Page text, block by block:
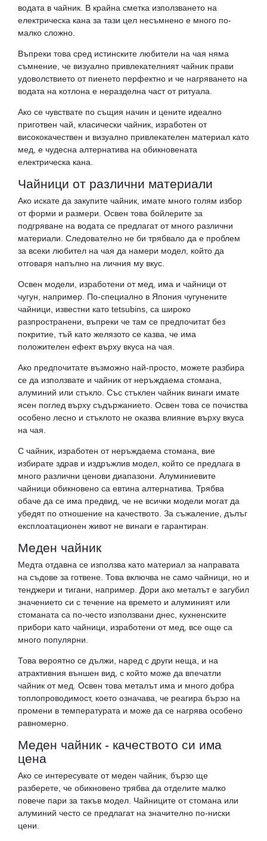
водата в чайник. В крайна сметка използването на
електрическа кана за тази цел несъмнено е много по-
малко сложно.
Въпреки това сред истинските любители на чая няма
съмнение, че визуално привлекателният чайник прави
удоволствието от пиенето перфектно и че нагряването на
водата на котлона е неразделна част от ритуала.
Ако се чувствате по същия начин и цените идеално
приготвен чай, класически чайник, изработен от
висококачествен и визуално привлекателен материал като
мед, е чудесна алтернатива на обикновената
електрическа кана.
Чайници от различни материали
Ако искате да закупите чайник, имате много голям избор
от форми и размери. Освен това бойлерите за
подгряване на водата се предлагат от много различни
материали. Следователно не би трябвало да е проблем
за всеки любител на чая да намери модел, който да
отговаря напълно на личния му вкус.
Освен модели, изработени от мед, има и чайници от
чугун, например. По-специално в Япония чугунените
чайници, известни като tetsubins, са широко
разпространени, въпреки че там се предпочитат без
покритие, тъй като желязото се казва, че има
положителен ефект върху вкуса на чая.
Ако предпочитате възможно най-просто, можете разбира
се да използвате и чайник от неръждаема стомана,
алуминий или стъкло. Със стъклен чайник винаги имате
ясен поглед върху съдържанието. Освен това се почиства
особено лесно и стъклото не оказва влияние върху вкуса
на чая.
С чайник, изработен от неръждаема стомана, вие
избирате здрав и издръжлив модел, който се предлага в
много различни ценови диапазони. Алуминиевите
чайници обикновено са евтина алтернатива. Трябва
обаче да се има предвид, че не всички модели могат да
убедят по отношение на качеството. За съжаление, дълъг
експлоатационен живот не винаги е гарантиран.
Меден чайник
Медта отдавна се използва като материал за направата
на съдове за готвене. Това включва не само чайници, но и
тенджери и тигани, например. Дори ако металът е загубил
значението си с течение на времето и алуминият или
стоманата са по-често използвани днес, кухненските
прибори като чайници, изработени от мед, все още са
много популярни.
Това вероятно се дължи, наред с други неща, и на
атрактивния външен вид, с който може да впечатли
чайник от мед. Освен това металът има и много добра
топлопроводимост, което означава, че реагира бързо на
промени в температурата и може да се нагрява особено
равномерно.
Меден чайник - качеството си има
цена
Ако се интересувате от меден чайник, бързо ще
разберете, че обикновено трябва да отделите малко
повече пари за такъв модел. Чайниците от стомана или
алуминий често се предлагат на значително по-ниски
цени.